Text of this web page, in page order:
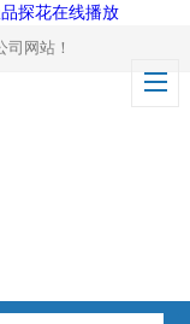
探花在线播放
！